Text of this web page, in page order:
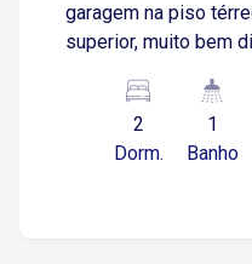
garagem na piso
superior, muito bem
dagua com espaço
de água fria e
cozinha, com
2
Dorm.
1
Banho